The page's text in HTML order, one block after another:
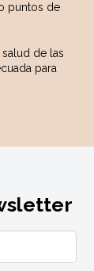
puntos de
de las
para